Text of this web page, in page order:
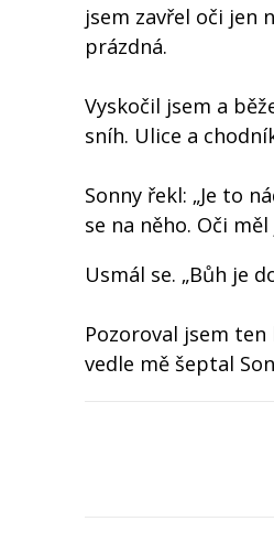
jsem zavřel oči jen
prázdná.
Vyskočil jsem a
sníh. Ulice a
Sonny řekl: „Je to
se na něho. Oči
Usmál se. „Bůh je
Pozoroval jsem ten
vedle mě šeptal